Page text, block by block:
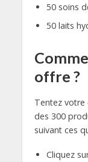
50 soins
50 laits
offre ?
Tentez votre
des 300
suivant ces
Cliquez